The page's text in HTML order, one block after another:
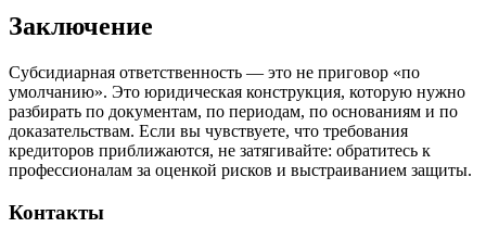
Заключение
Субсидиарная ответственность — это не приговор «по
умолчанию». Это юридическая конструкция, которую нужно
разбирать по документам, по периодам, по основаниям и по
доказательствам. Если вы чувствуете, что требования
кредиторов приближаются, не затягивайте: обратитесь к
профессионалам за оценкой рисков и выстраиванием защиты.
Контакты